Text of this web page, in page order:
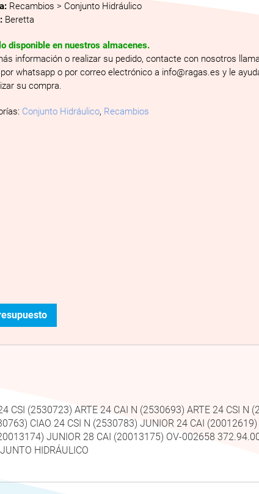
Recambios > Conjunto Hidráulico
Beretta
disponible en nuestros almacenes.
información o realizar su pedido, contacte con nosotros
whatsapp o por correo electrónico a info@ragas.es y le
su compra.
Conjunto Hidráulico, Recambios
CSI (2530723) ARTE 24 CAI N (2530693) ARTE 24 CSI N
CIAO 24 CSI N (2530783) JUNIOR 24 CAI (20012619)
JUNIOR 28 CAI (20013175) OV-002658
HIDRÁULICO